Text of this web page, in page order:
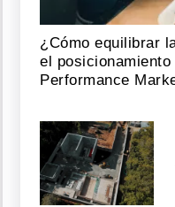
¿Cómo equilibrar
el
Performance